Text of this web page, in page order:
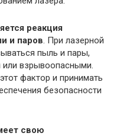
реакция
и паров. При лазерной
пыль и пары,
взрывоопасными.
фактор и принимать
безопасности
свою